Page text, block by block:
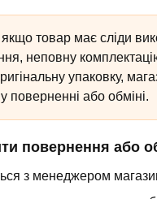
якщо товар має сліди
неповну
упаковку,
поверненні або обміні.
повернення або
з менеджером